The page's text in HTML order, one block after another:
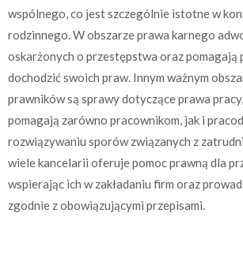
wspólnego, co jest szczególnie istotne w
rodzinnego. W obszarze prawa karnego
oskarżonych o przestępstwa oraz pomagają
dochodzić swoich praw. Innym ważnym
prawników są sprawy dotyczące prawa
pomagają zarówno pracownikom, jak i
rozwiązywaniu sporów związanych z
wiele kancelarii oferuje pomoc prawną dla
wspierając ich w zakładaniu firm oraz
zgodnie z obowiązującymi przepisami.